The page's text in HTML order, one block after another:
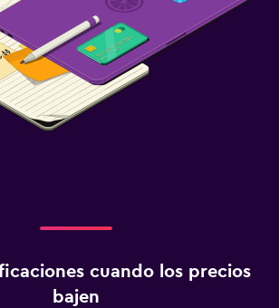
cuando los precios
bajen